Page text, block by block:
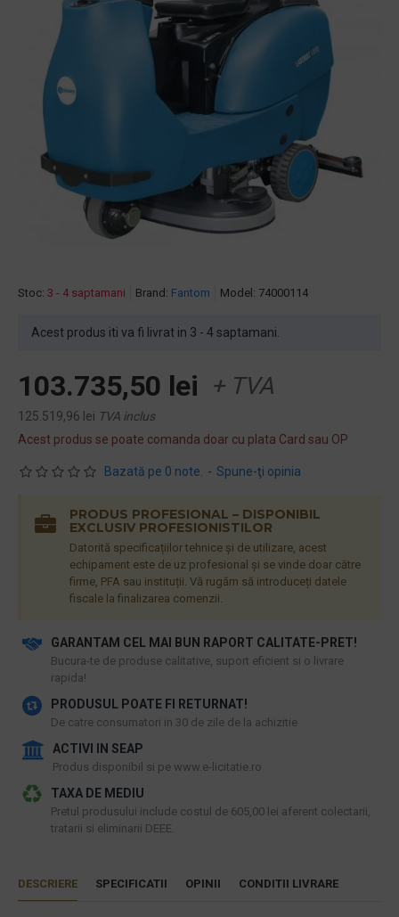
Stoc: 3 - 4 saptamani Brand: Fantom Model: 74000114
Acest produs iti va fi livrat in 3 - 4 saptamani.
Bazată pe 0 note. - Spune-ţi opinia
103.735,50 lei + TVA
125.519,96 lei TVA inclus
Acest produs se poate comanda doar cu plata Card sau OP
GARANTAM CEL MAI BUN RAPORT CALITATE-PRET!
​Bucura-te de produse calitative, suport eficient si o livrare
rapida!
PRODUSUL POATE FI RETURNAT!
De catre consumatori in 30 de zile de la achizitie
ACTIVI IN SEAP
Produs disponibil si pe www.e-licitatie.ro
PRODUS PROFESIONAL – DISPONIBIL
EXCLUSIV PROFESIONISTILOR
Datorită specificațiilor tehnice și de utilizare, acest
echipament este de uz profesional și se vinde doar către
firme, PFA sau instituții. Vă rugăm să introduceți datele
fiscale la finalizarea comenzii.
TAXA DE MEDIU
Pretul produsului include costul de 605,00 lei aferent colectarii,
tratarii si eliminarii DEEE.
DESCRIERE SPECIFICATII OPINII CONDITII LIVRARE